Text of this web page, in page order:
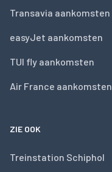
Transavia aankomsten
easyJet aankomsten
TUI fly aankomsten
Air France aankomsten
ZIE OOK
Treinstation Schiphol